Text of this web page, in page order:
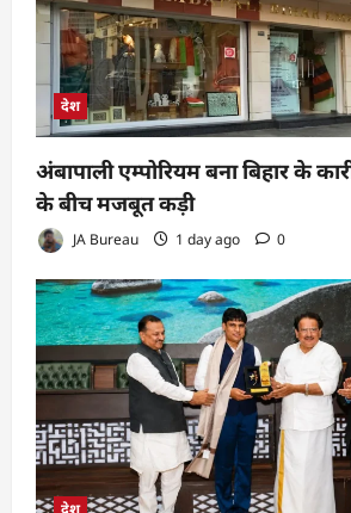
देश
अंबापाली एम्पोरियम बना बिहार के
के बीच मजबूत कड़ी
JA Bureau 1 day ago 0
देश